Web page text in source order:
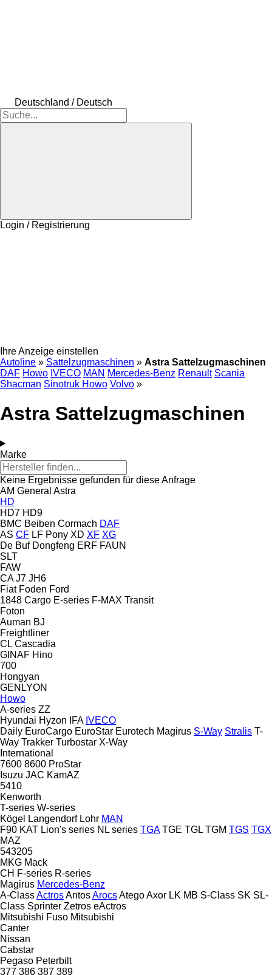
Deutschland / Deutsch
Login / Registrierung
Ihre Anzeige einstellen
Autoline » Sattelzugmaschinen » Astra Sattelzugmaschinen
DAF Howo IVECO MAN Mercedes-Benz Renault Scania
Shacman Sinotruk Howo Volvo »
Astra Sattelzugmaschinen
Marke
Keine Ergebnisse gefunden für diese Anfrage
AM General Astra
HD
HD7 HD9
BMC Beiben Cormach DAF
AS CF LF Pony XD XF XG
De Buf Dongfeng ERF FAUN
SLT
FAW
CA J7 JH6
Fiat Foden Ford
1848 Cargo E-series F-MAX Transit
Foton
Auman BJ
Freightliner
CL Cascadia
GINAF Hino
700
Hongyan
GENLYON
Howo
A-series ZZ
Hyundai Hyzon IFA IVECO
Daily EuroCargo EuroStar Eurotech Magirus S-Way Stralis T-
Way Trakker Turbostar X-Way
International
7600 8600 ProStar
Isuzu JAC KamAZ
5410
Kenworth
T-series W-series
Kögel
Langendorf Lohr MAN
F90 KAT Lion's series NL series TGA TGE TGL TGM TGS TGX
MAZ
543205
MKG Mack
CH F-series R-series
Magirus Mercedes-Benz
A-ClassActrosAntosArocsAtegoAxor LK MB S-Class SK SL-
Class Sprinter Zetros eActros
Mitsubishi Fuso Mitsubishi
Canter
Nissan
Cabstar
Pegaso Peterbilt
377 386 387 389